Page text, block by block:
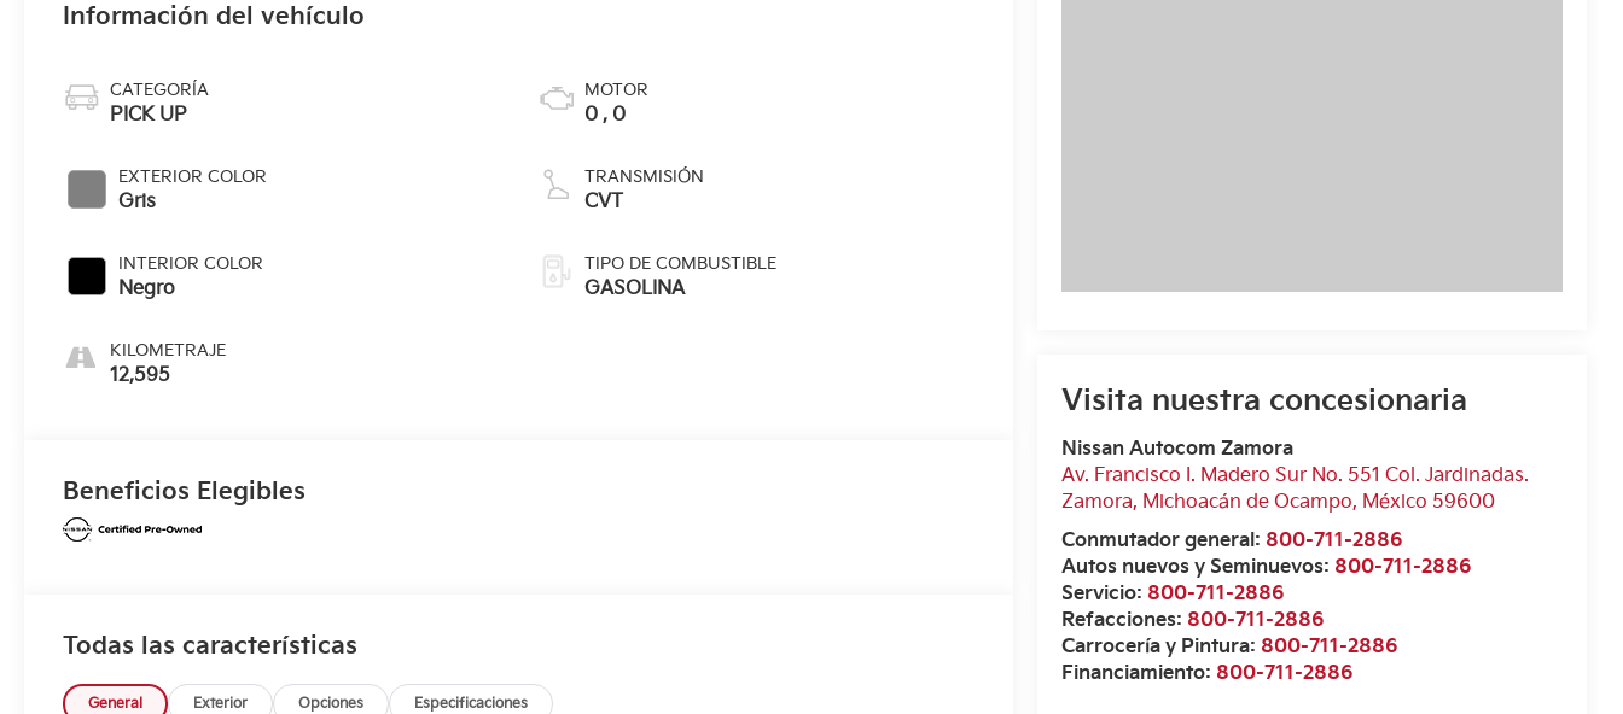
Visita nuestra concesionaria
Nissan Autocom Zamora
Av. Francisco I. Madero Sur No. 551 Col. Jardinadas.
Zamora, Michoacán de Ocampo, México 59600
Conmutador general: 800-711-2886
Autos nuevos y Seminuevos: 800-711-2886
Servicio: 800-711-2886
Refacciones: 800-711-2886
Carrocería y Pintura: 800-711-2886
Financiamiento: 800-711-2886
Información del vehículo
CATEGORÍA
PICK UP
EXTERIOR COLOR
Gris
INTERIOR COLOR
Negro
KILOMETRAJE
12,595
MOTOR
0 , 0
TRANSMISIÓN
CVT
TIPO DE COMBUSTIBLE
GASOLINA
Beneficios Elegibles
Todas las características
General Exterior Opciones Especificaciones